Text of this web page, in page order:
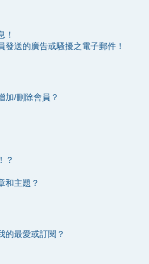
！
送的廣告或騷擾之電子郵件！
加/刪除會員？
？
和主題？
的最愛或訂閱？